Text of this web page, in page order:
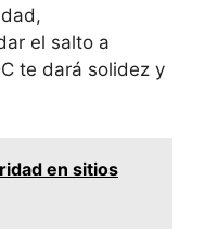
el salto a
te dará solidez y
en sitios